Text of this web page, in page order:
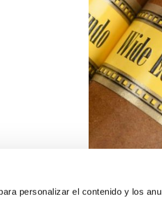
personalizar el contenido y los